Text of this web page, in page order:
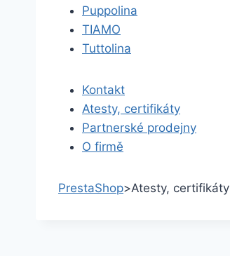
Puppolina
TIAMO
Tuttolina
Kontakt
Atesty, certifikáty
Partnerské prodejny
O firmě
PrestaShop>Atesty, certifikáty